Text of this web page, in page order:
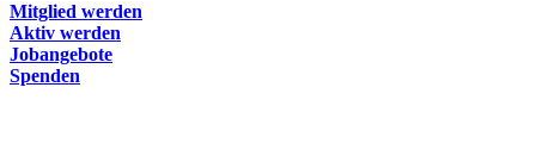
Mitglied werden
Aktiv werden
Jobangebote
Spenden